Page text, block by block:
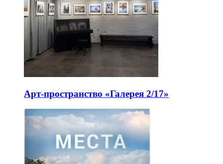
Арт-пространство «Галерея 2/17»